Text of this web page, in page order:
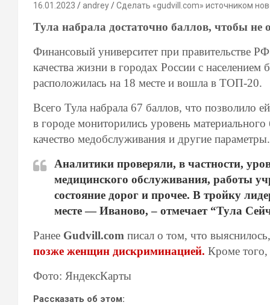
16.01.2023 andrey Сделать «gudvill.com» источником
Тула набрала достаточно баллов, чтобы не
Финансовый университет при правительстве
качества жизни в городах России с
расположилась на 18 месте и вошла в ТОП-20.
Всего Тула набрала 67 баллов, что позволило
в городе мониторились уровень
качество медобслуживания и другие параметры.
Аналитики проверяли, в частности,
медицинского обслуживания, работы
состояние дорог и прочее. В тройку
месте — Иваново, – отмечает “Тула
Ранее Gudvill.com писал о том, что
позже женщин дискриминацией. Кроме того,
Фото: ЯндексКарты
Рассказать об этом: